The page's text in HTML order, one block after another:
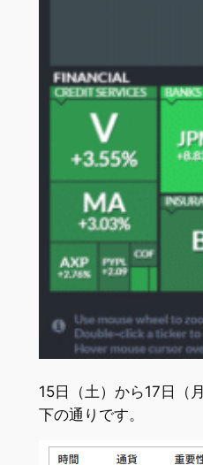
15日（土）から17日（
下の通りです。